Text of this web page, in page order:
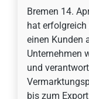
Bremen 14.
hat erfolgreich
einen Kunden
Unternehmen
und
bis zum